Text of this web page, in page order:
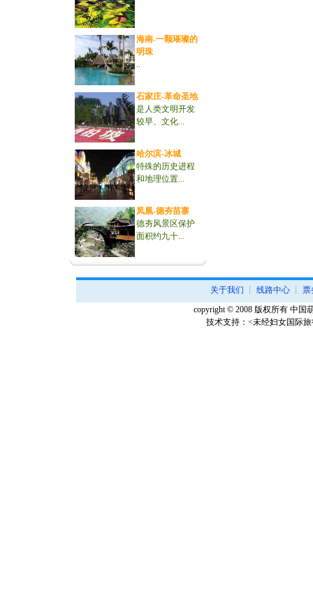
海南-一颗璀璨的
明珠
..
石家庄-革命圣地
是人类文明开发
较早、文化...
哈尔滨-冰城
特殊的历史进程
和地理位置...
凤凰-德夯苗寨
德夯风景区保护
面积约九十...
关于我们 ┊ 线路中心 ┊ 票
copyright © 2008 版权所有 中国
技术支持：<未经妇女国际